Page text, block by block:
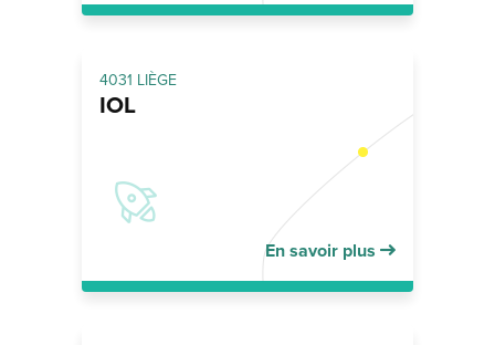
4031 LIÈGE
IOL
En savoir plus